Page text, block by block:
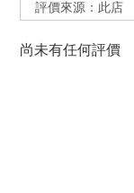
尚未有任何評價